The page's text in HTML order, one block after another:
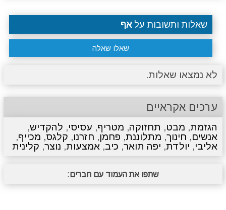
שאלות ותשובות עלאף
שאלו שאלה
לא נמצאו שאלות.
ערכים אקראיים
הגזמת, מבט, תחזוקה, מטריף, עסיסי, להקדיש,
אנשים, חינוך, מתלוננת, פחמן, חזרנו, קלגס, מכייף,
אליבי, יולדת, יפה תואר, כיב, אמצעות, נוצר, קלינית
שתפו את העמוד עם חברים: